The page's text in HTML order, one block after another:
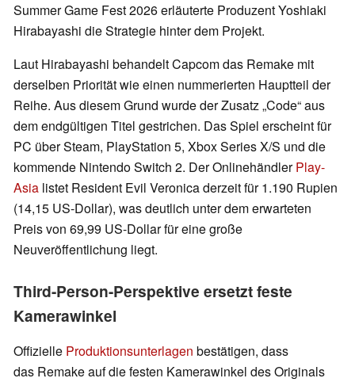
Summer Game Fest 2026 erläuterte Produzent Yoshiaki
Hirabayashi die Strategie hinter dem Projekt.
Laut Hirabayashi behandelt Capcom das Remake mit
derselben Priorität wie einen nummerierten Hauptteil der
Reihe. Aus diesem Grund wurde der Zusatz „Code“ aus
dem endgültigen Titel gestrichen. Das Spiel erscheint für
PC über Steam, PlayStation 5, Xbox Series X/S und die
kommende Nintendo Switch 2. Der OnlinehändlerPlay-
Asia listet Resident Evil Veronica derzeit für 1.190 Rupien
(14,15 US-Dollar), was deutlich unter dem erwarteten
Preis von 69,99 US-Dollar für eine große
Neuveröffentlichung liegt.
Third-Person-Perspektive ersetzt feste
Kamerawinkel
Offizielle Produktionsunterlagen bestätigen, dass
das Remake auf die festen Kamerawinkel des Originals